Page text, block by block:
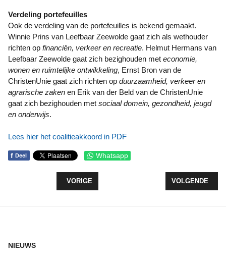
Verdeling portefeuilles
Ook de verdeling van de portefeuilles is bekend gemaakt.
Winnie Prins van Leefbaar Zeewolde gaat zich als wethouder
richten op financiën, verkeer en recreatie. Helmut Hermans van
Leefbaar Zeewolde gaat zich bezighouden met economie,
wonen en ruimtelijke ontwikkeling, Ernst Bron van de
ChristenUnie gaat zich richten op duurzaamheid, verkeer en
agrarische zaken en Erik van der Beld van de ChristenUnie
gaat zich bezighouden met sociaal domein, gezondheid, jeugd
en onderwijs.
Lees hier het coalitieakkoord in PDF
f Deel Whatsapp
VORIG ARTIKEL: 'DATACENTER-WETHOUDER'
VORIGE VOLGENDE
VOLGENDE
NIEUWS